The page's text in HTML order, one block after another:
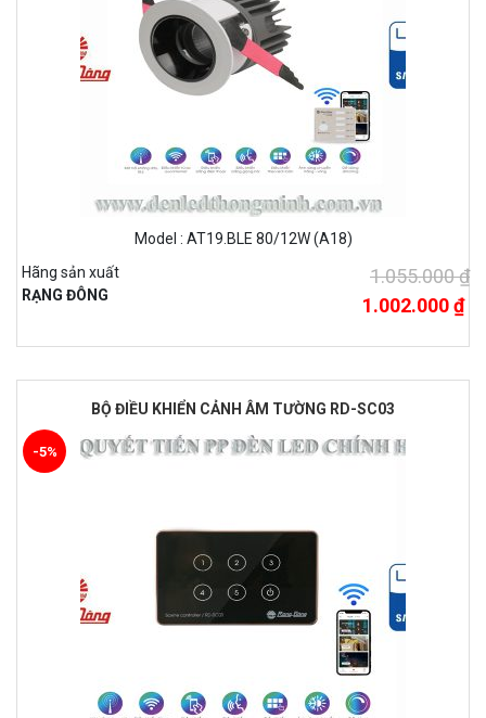
Model : AT19.BLE 80/12W (A18)
Hãng sản xuất
RẠNG ĐÔNG
1.055.000 ₫
1.002.000 ₫
BỘ ĐIỀU KHIỂN CẢNH ÂM TƯỜNG RD-SC03
-5%